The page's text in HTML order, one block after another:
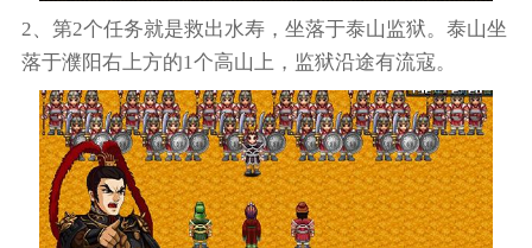
2、第2个任务就是救出水寿，坐落于泰山监狱。泰山坐
落于濮阳右上方的1个高山上，监狱沿途有流寇。